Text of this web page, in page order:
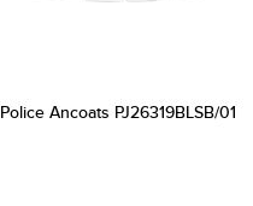
Police Ancoats PJ26319BLSB/01